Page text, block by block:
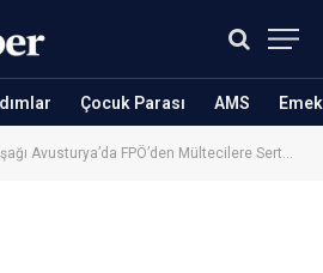
Çocuk Parası AMS
Avusturya’da FPÖ’den Mültecilere Sert Yaptırımlar: Ödeme Kartında Alkol, Sigara ve Ulaşım Bileti Yok